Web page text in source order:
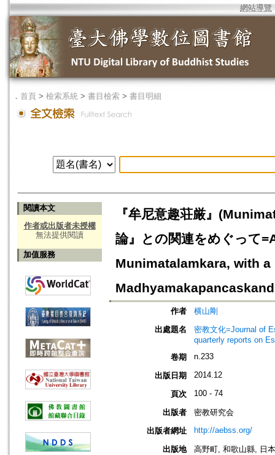
網站導覽
． 首頁 > 檢索系統 > 書目檢索 > 書目明細
閱讀本文
作者或出版者未授權
無法提供閱讀
加值服務
『牟尼意趣荘厳』
論』との関連をめぐって
Munimatalamkara, with
作者
横山剛
出處題名
密教文化=Journal of
quarterly reports on
卷期
n.233
出版日期 2014.12
頁次 100 - 74
出版者
密教研究会
出版者網址
http://aebss.org/
出版地
高野町, 和歌山縣, 日